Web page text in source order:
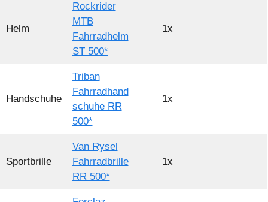
Helm
Rockrider
MTB
Fahrradhelm
ST 500*
1x
Handschuhe
Triban
Fahrradhand
schuhe RR
500*
1x
Sportbrille
Van Rysel
Fahrradbrille
RR 500*
1x